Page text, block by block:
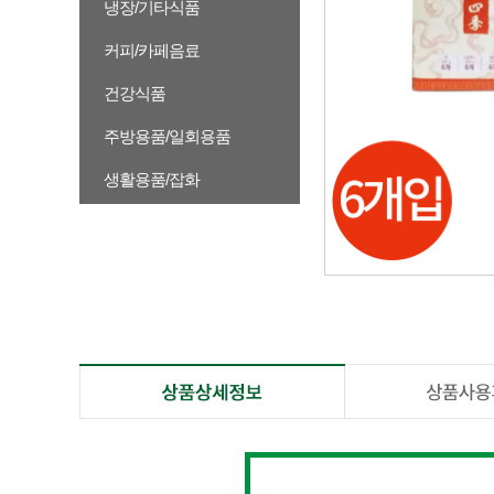
냉장/기타식품
커피/카페음료
건강식품
주방용품/일회용품
생활용품/잡화